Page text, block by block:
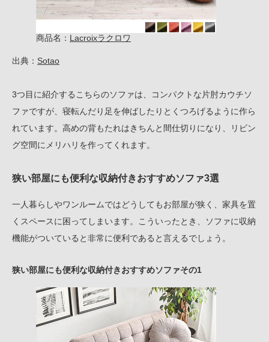
商品名： Lacroixラクロワ
出典： Sotao
3つ目に紹介するこちらのソファは、コンパクトな片肘カウチソ
ファですが、寝転んだり足を伸ばしたりとくつろげるように作ら
れています。高めの背もたれはきちんと間仕切りになり、リビン
グ空間にメリハリを作ってくれます。
狭い部屋にも便利な収納付きおすすめソファ3選
一人暮らしやワンルームではどうしてもお部屋が狭く、家具を置
くスペースに困ってしまいます。こういったとき、ソファに収納
機能がついていると非常に便利であると言えるでしょう。
狭い部屋にも便利な収納付きおすすめソファその1